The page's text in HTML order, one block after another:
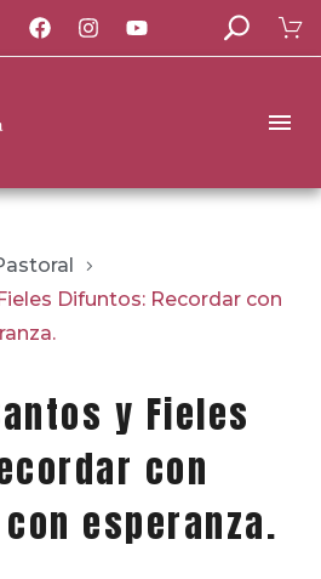
Difuntos: Recordar con
y Fieles
con
esperanza.